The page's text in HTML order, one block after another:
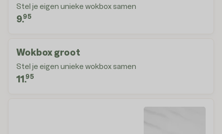
Stel je eigen unieke wokbox samen
9.95
Wokbox groot
Stel je eigen unieke wokbox samen
11.95